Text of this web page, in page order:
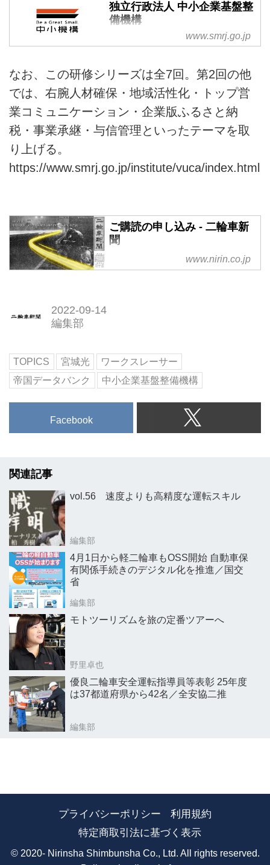
独立行政法人 中小企業基盤整
備機構
中小機構は、中小企業政策の実施
課題に応じた支援メニューで中小
企業の成長をサポートします。
www.smrj.go.jp
なお、この研修シリーズは全7回。第2回の他
では、右腕人材確保・地域活性化・トップ営
業コミュニケーション・企業版ふるさと納
税・事業承継・与信管理といったテーマを取
り上げる。
https://www.smrj.go.jp/institute/vuca/index.html
ご購読の申し込み - 二輪車新
聞
www.nirin.co.jp
2022-09-14
編集部
TOPICS 宮城光
ワークスレーサー
帝国データバンク
中小企業基盤整備機構
Facebook
関連記事
vol.56 速度よりも高精度な運転スキル
編集部
4月1日から軽二輪車もOSS開始 自動車保
有関係手続きのデジタル化を推進／国交
省
編集部
モトツーリズムを旅の定番ツアーへ
野里卓也
優良二輪車安全運転指導員等表彰 25年度
は37都道府県から42名／全安協二推
編集部
プライバシーポリシー
利用規約
特定商取引法に基づく表示
© 2020- Nirinsha Shimbunsha Co., Ltd. All rights reserved.